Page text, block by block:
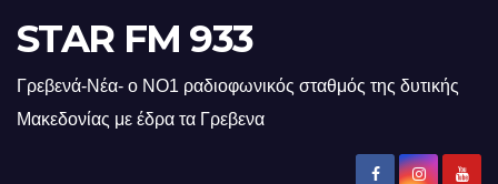
STAR FM 933
Γρεβενά-Νέα- ο ΝΟ1 ραδιοφωνικός σταθμός της δυτικής
Μακεδονίας με έδρα τα Γρεβενα